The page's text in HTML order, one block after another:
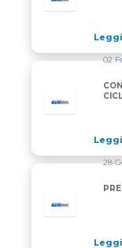
02
28